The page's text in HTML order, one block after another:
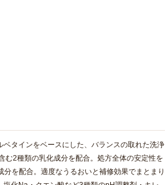
タインをベースにした、バランスの取れた洗浄
2種類の乳化成分を配合。処方全体の安定性を
を配合。適度なうるおいと補修効果でまとまり